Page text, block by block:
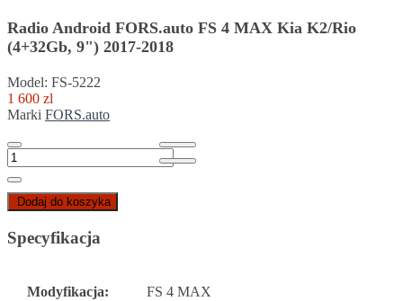
Radio Android FORS.auto FS 4 MAX Kia K2/Rio
(4+32Gb, 9") 2017-2018
Model: FS-5222
1 600 zl
Marki FORS.auto
Dodaj do koszyka
Specyfikacja
Modyfikacja: FS 4 MAX